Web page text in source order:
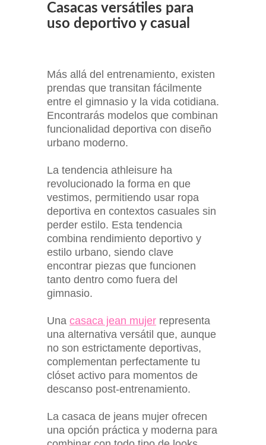
Casacas versátiles para
uso deportivo y casual
Más allá del entrenamiento, existen
prendas que transitan fácilmente
entre el gimnasio y la vida cotidiana.
Encontrarás modelos que combinan
funcionalidad deportiva con diseño
urbano moderno.
La tendencia athleisure ha
revolucionado la forma en que
vestimos, permitiendo usar ropa
deportiva en contextos casuales sin
perder estilo. Esta tendencia
combina rendimiento deportivo y
estilo urbano, siendo clave
encontrar piezas que funcionen
tanto dentro como fuera del
gimnasio.
Una casaca jean mujer representa
una alternativa versátil que, aunque
no son estrictamente deportivas,
complementan perfectamente tu
clóset activo para momentos de
descanso post-entrenamiento.
La casaca de jeans mujer ofrecen
una opción práctica y moderna para